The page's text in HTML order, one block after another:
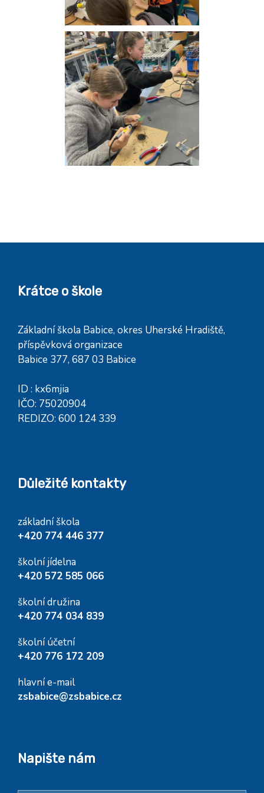
Krátce o škole
Základní škola Babice, okres Uherské Hradiště,
příspěvková organizace
Babice 377, 687 03 Babice
ID : kx6mjia
IČO: 75020904
REDIZO: 600 124 339
Důležité kontakty
základní škola
+420 774 446 377
školní jídelna
+420 572 585 066
školní družina
+420 774 034 839
školní účetní
+420 776 172 209
hlavní e-mail
zsbabice@zsbabice.cz
Napište nám